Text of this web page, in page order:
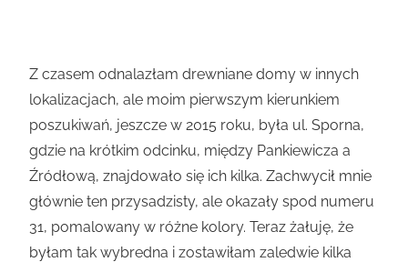
Z czasem odnalazłam drewniane domy w innych
lokalizacjach, ale moim pierwszym kierunkiem
poszukiwań, jeszcze w 2015 roku, była ul. Sporna,
gdzie na krótkim odcinku, między Pankiewicza a
Źródłową, znajdowało się ich kilka. Zachwycił mnie
głównie ten przysadzisty, ale okazały spod numeru
31, pomalowany w różne kolory. Teraz żałuję, że
byłam tak wybredna i zostawiłam zaledwie kilka